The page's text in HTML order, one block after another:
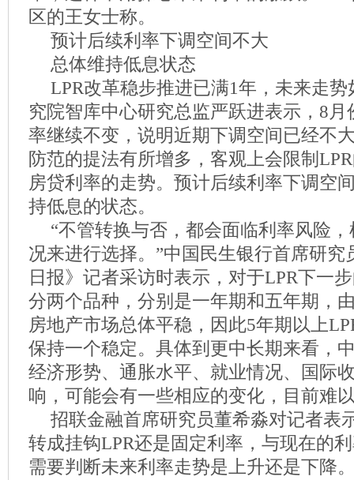
区的王女士称。
预计后续利率下调空间不大
总体维持低息状态
LPR改革稳步推进已满1年，未来走
究院智库中心研究总监严跃进表示，8月
率继续不变，说明近期下调空间已经不
防范的提法有所增多，客观上会限制
房贷利率的走势。预计后续利率下调空
持低息的状态。
“不管转换与否，都会面临利率风险
况来进行选择。”中国民生银行首席研究
日报》记者采访时表示，对于LPR下一
分两个品种，分别是一年期和五年期，
房地产市场总体平稳，因此5年期以上
保持一个稳定。具体到更中长期来看，
经济形势、通胀水平、就业情况、国际
响，可能会有一些相应的变化，目前难
招联金融首席研究员董希淼对记者表
转成挂钩LPR还是固定利率，与现在的
需要判断未来利率走势是上升还是下降